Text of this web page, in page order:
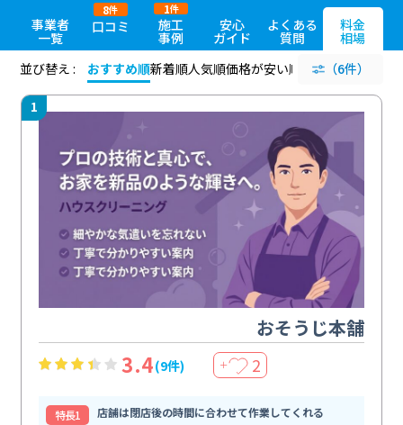
事業者
一覧
口コミ
8件
施工
事例
1件
安心
ガイド
よくある
質問
料金
相場
並び替え :
おすすめ順新着順人気順価格が安い順 評価が高い順
（6件）
1
おそうじ本舗
3.4(9件) ＋ 2
特⻑1
店舗は閉店後の時間に合わせて作業してくれる